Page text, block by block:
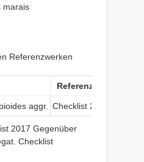
marais
Referenzwerken
Referenzwerke
aggr. Checklist 2017
2017 Gegenüber
Checklist